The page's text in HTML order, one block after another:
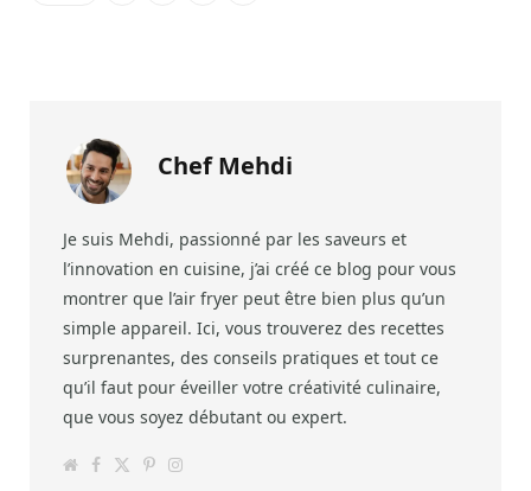
Chef Mehdi
Je suis Mehdi, passionné par les saveurs et
l’innovation en cuisine, j’ai créé ce blog pour vous
montrer que l’air fryer peut être bien plus qu’un
simple appareil. Ici, vous trouverez des recettes
surprenantes, des conseils pratiques et tout ce
qu’il faut pour éveiller votre créativité culinaire,
que vous soyez débutant ou expert.
F
P
I